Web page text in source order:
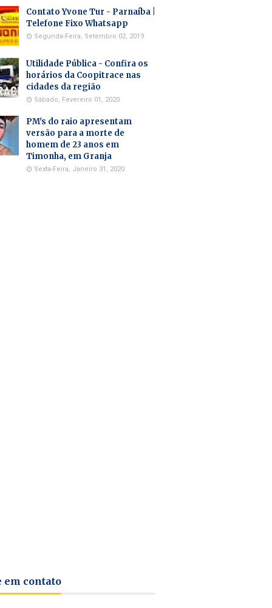
Contato Yvone Tur - Parnaíba |
Telefone Fixo Whatsapp
Segunda-Feira, Setembro 02, 2019
Utilidade Pública - Confira os
horários da Coopitrace nas
cidades da região
Sábado, Fevereiro 01, 2020
PM's do raio apresentam
versão para a morte de
homem de 23 anos em
Timonha, em Granja
Sexta-Feira, Janeiro 31, 2020
em contato